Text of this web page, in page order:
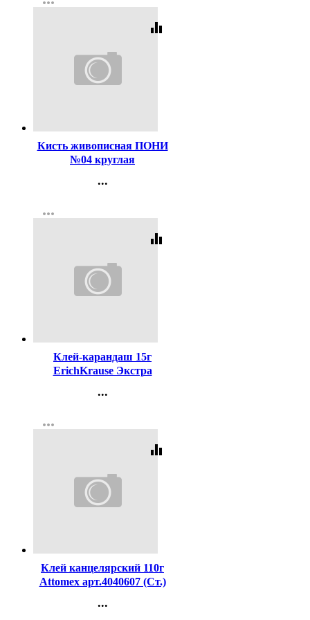
Регистрация
equalizer
Кисть живописная ПОНИ
№04 круглая
...
Регистрация
more_horiz
equalizer
Клей-карандаш 15г
ErichKrause Экстра
...
Регистрация
more_horiz
equalizer
Клей канцелярский 110г
Attomex арт.4040607 (Ст.)
...